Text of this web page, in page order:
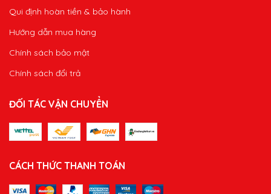
Qui định hoàn tiền & bảo hành
Hướng dẫn mua hàng
Chính sách bảo mật
Chính sách đổi trả
ĐỐI TÁC VẬN CHUYỂN
CÁCH THỨC THANH TOÁN